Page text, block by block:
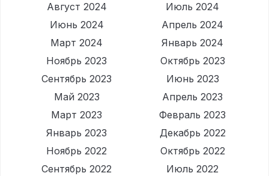
Август 2024
Июль 2024
Июнь 2024
Апрель 2024
Март 2024
Январь 2024
Ноябрь 2023
Октябрь 2023
Сентябрь 2023
Июнь 2023
Май 2023
Апрель 2023
Март 2023
Февраль 2023
Январь 2023
Декабрь 2022
Ноябрь 2022
Октябрь 2022
Сентябрь 2022
Июль 2022